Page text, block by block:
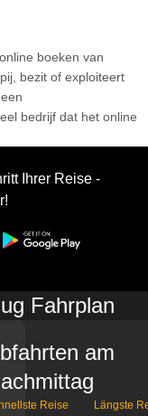
boeken van
bezit of exploiteert
bedrijf dat het online
Ihrer Reise -
Fahrplan
am
Reise Längste